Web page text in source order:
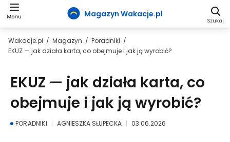
Magazyn Wakacje.pl
Wakacje.pl Magazyn
Poradniki
EKUZ — jak działa karta, co obejmuje i jak ją wyrobić?
EKUZ — jak działa karta, co
obejmuje i jak ją wyrobić?
PORADNIKI AGNIESZKA SŁUPECKA 03.06.2026